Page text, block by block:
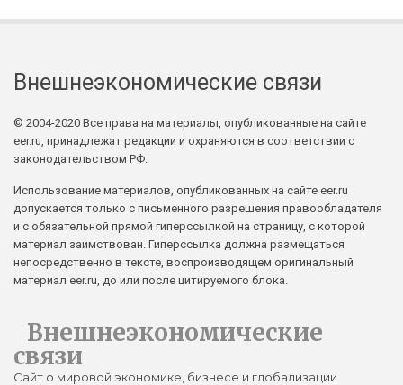
Внешнеэкономические связи
© 2004-2020 Все права на материалы, опубликованные на сайте
eer.ru, принадлежат редакции и охраняются в соответствии с
законодательством РФ.
Использование материалов, опубликованных на сайте eer.ru
допускается только с письменного разрешения правообладателя
и с обязательной прямой гиперссылкой на страницу, с которой
материал заимствован. Гиперссылка должна размещаться
непосредственно в тексте, воспроизводящем оригинальный
материал eer.ru, до или после цитируемого блока.
Внешнеэкономические
связи
Сайт о мировой экономике, бизнесе и глобализации